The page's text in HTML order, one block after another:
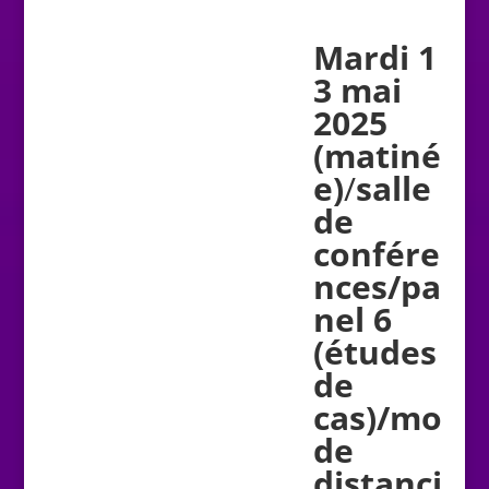
Mardi 1
3 mai
2025
(matiné
e)/salle
de
confére
nces/pa
nel 6
(études
de
cas)/mo
de